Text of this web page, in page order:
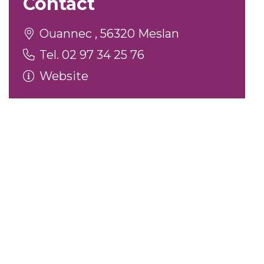
Ouannec , 56320 Meslan
Tel. 02 97 34 25 76
Website